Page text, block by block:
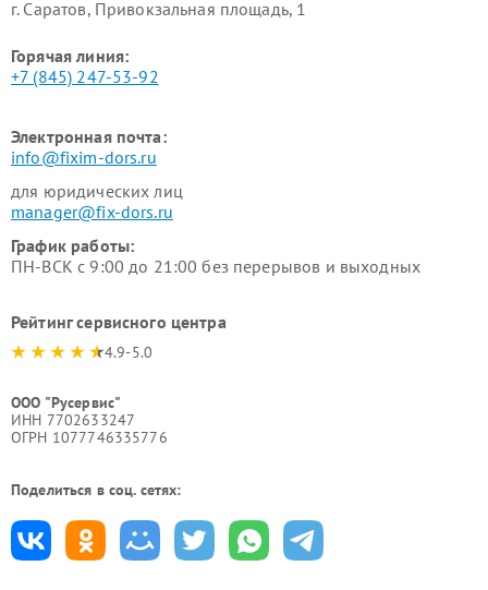
г. Саратов, Привокзальная площадь, 1
Горячая линия:
+7 (845) 247-53-92
Электронная почта:
info@fixim-dors.ru
для юридических лиц
manager@fix-dors.ru
График работы:
ПН-ВСК с 9:00 до 21:00 без перерывов и выходных
Рейтинг сервисного центра
4.9-5.0
ООО "Русервис"
ИНН 7702633247
ОГРН 1077746335776
Поделиться в соц. сетях: